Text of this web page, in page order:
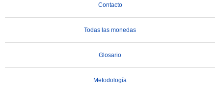
Contacto
Todas las monedas
Glosario
Metodología